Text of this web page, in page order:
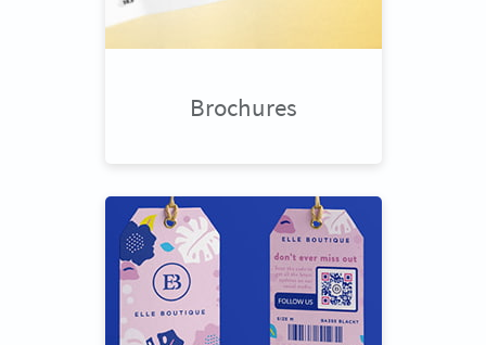
Brochures